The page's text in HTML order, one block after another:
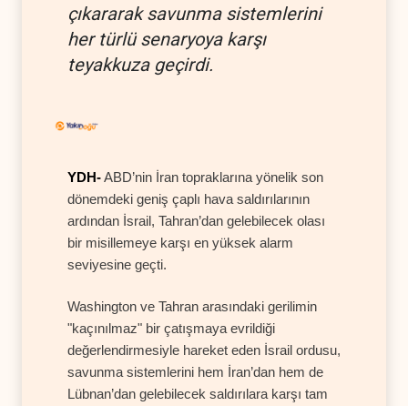
çıkararak savunma sistemlerini
her türlü senaryoya karşı
teyakkuza geçirdi.
YDH-ABD’nin İran topraklarına yönelik son
dönemdeki geniş çaplı hava saldırılarının
ardından İsrail, Tahran’dan gelebilecek olası
bir misillemeye karşı en yüksek alarm
seviyesine geçti.
Washington ve Tahran arasındaki gerilimin
"kaçınılmaz" bir çatışmaya evrildiği
değerlendirmesiyle hareket eden İsrail ordusu,
savunma sistemlerini hem İran’dan hem de
Lübnan’dan gelebilecek saldırılara karşı tam